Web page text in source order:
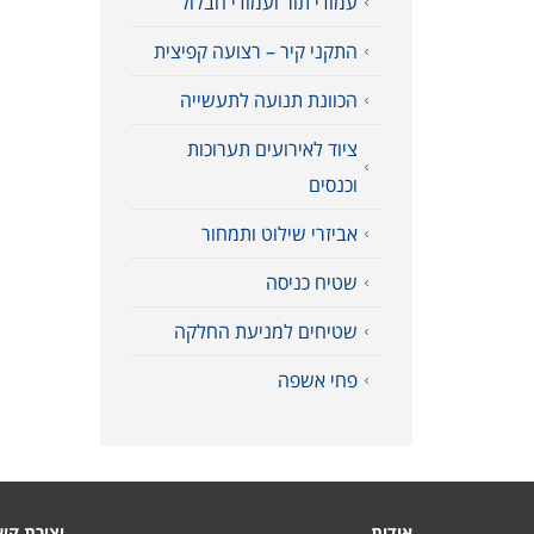
התקני קיר – רצועה קפיצית
הכוונת תנועה לתעשייה
ציוד לאירועים תערוכות
וכנסים
אביזרי שילוט ותמחור
שטיח כניסה
שטיחים למניעת החלקה
פחי אשפה